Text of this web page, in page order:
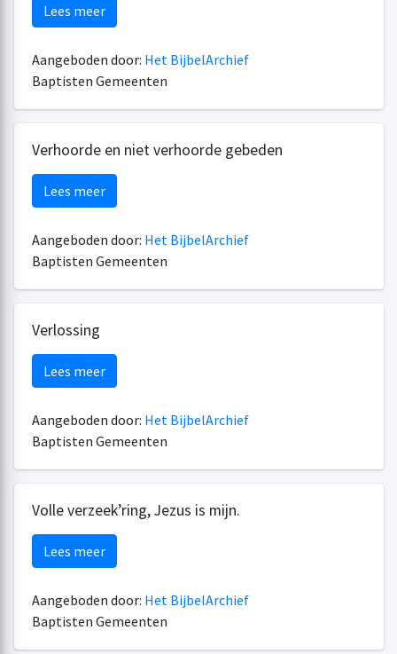
Lees meer
Aangeboden door: Het BijbelArchief
Baptisten Gemeenten
Verhoorde en niet verhoorde gebeden
Lees meer
Aangeboden door: Het BijbelArchief
Baptisten Gemeenten
Verlossing
Lees meer
Aangeboden door: Het BijbelArchief
Baptisten Gemeenten
Volle verzeek’ring, Jezus is mijn.
Lees meer
Aangeboden door: Het BijbelArchief
Baptisten Gemeenten